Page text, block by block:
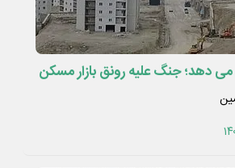
دهد؛ جنگ علیه رونق بازار مسکن